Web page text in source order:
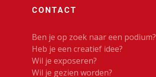
CONTACT
Ben je op zoek naar een podium?
Heb je een creatief idee?
Wil je exposeren?
Wil je gezien worden?